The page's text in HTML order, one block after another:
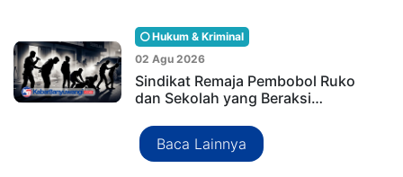
Hukum & Kriminal
02 Agu 2026
Sindikat Remaja Pembobol Ruko
dan Sekolah yang Beraksi…
Baca Lainnya